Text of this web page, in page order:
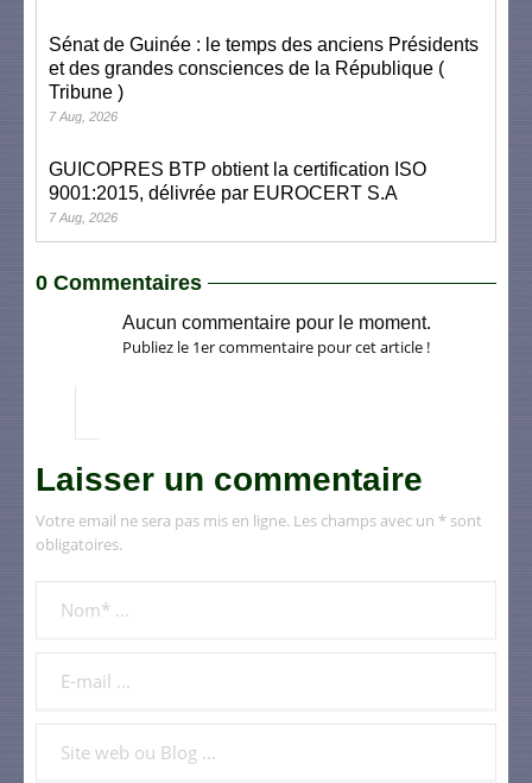
Sénat de Guinée : le temps des anciens Présidents
et des grandes consciences de la République (
Tribune )
7 Aug, 2026
GUICOPRES BTP obtient la certification ISO
9001:2015, délivrée par EUROCERT S.A
7 Aug, 2026
0 Commentaires
Aucun commentaire pour le moment.
Publiez le 1er commentaire pour cet article !
Laisser un commentaire
Votre email ne sera pas mis en ligne. Les champs avec un * sont
obligatoires.